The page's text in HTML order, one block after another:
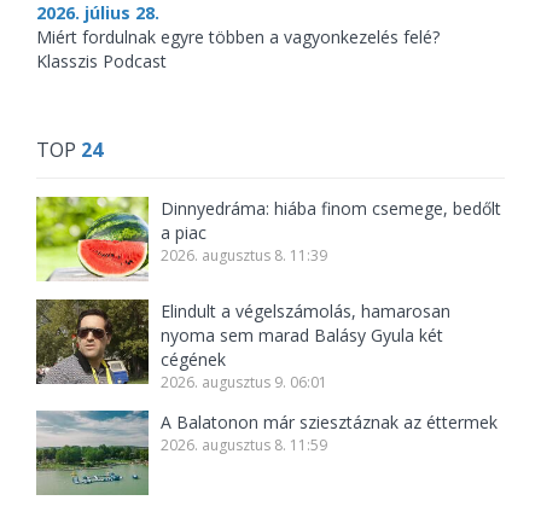
2026. július 28.
Miért fordulnak egyre többen a vagyonkezelés felé?
Klasszis Podcast
TOP 24
Dinnyedráma: hiába finom csemege, bedőlt
a piac
2026. augusztus 8. 11:39
Elindult a végelszámolás, hamarosan
nyoma sem marad Balásy Gyula két
cégének
2026. augusztus 9. 06:01
A Balatonon már sziesztáznak az éttermek
2026. augusztus 8. 11:59